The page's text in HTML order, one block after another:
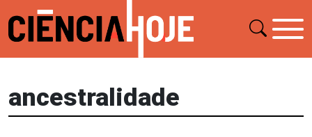
ancestralidade